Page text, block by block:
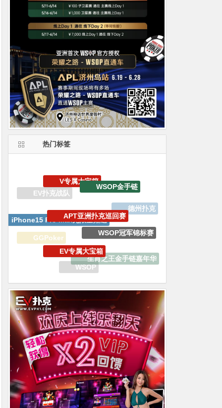
热门标签
WSOP线上金手链
传奇扑克
GGPoker
iPhone15 Pro Max无限量赠送
APT亚洲扑克巡回赛
生肖之王金手链嘉年华
WSOP
EV专属大宝箱